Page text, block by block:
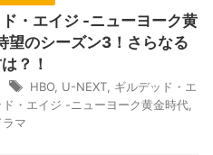
ド・エイジ -ニューヨーク黄
望のシーズン3！さらなる
？！
HBO U-NEXT ギルデッド・エ
ド・エイジ -ニューヨーク黄金時代
ラマ